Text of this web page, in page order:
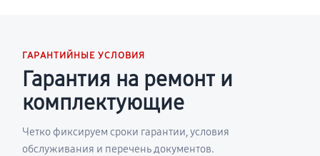
ГАРАНТИЙНЫЕ УСЛОВИЯ
Гарантия на ремонт и
комплектующие
Четко фиксируем сроки гарантии, условия
обслуживания и перечень документов.